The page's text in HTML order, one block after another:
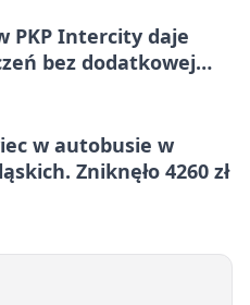
PKP Intercity daje
bez dodatkowej
w autobusie w
Zniknęło 4260 zł